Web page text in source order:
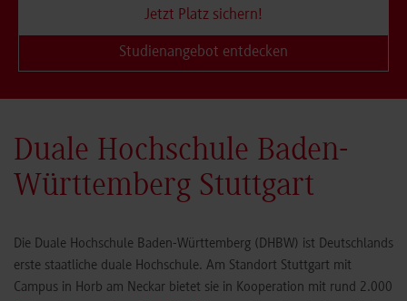
Jetzt Platz sichern!
Studienangebot entdecken
Duale Hochschule Baden-
Württemberg Stuttgart
Die Duale Hochschule Baden-Württemberg (DHBW) ist Deutschlands
erste staatliche duale Hochschule. Am Standort Stuttgart mit
Campus in Horb am Neckar bietet sie in Kooperation mit rund 2.000